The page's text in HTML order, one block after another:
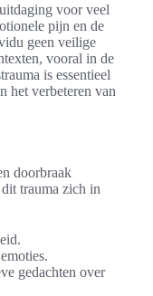
voor veel
pijn en de
geen veilige
vooral in de
is essentieel
het verbeteren van
doorbraak
trauma zich in
gedachten over